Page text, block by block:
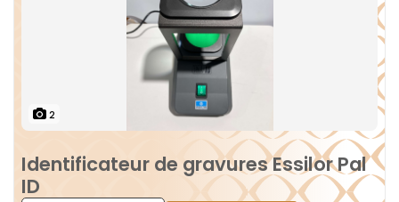
2
Identificateur de gravures Essilor Pal
ID